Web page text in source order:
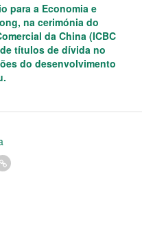
para a Economia e
na cerimónia do
da China (ICBC
títulos de dívida no
do desenvolvimento